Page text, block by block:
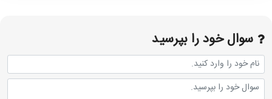
سوال خود را بپرسید